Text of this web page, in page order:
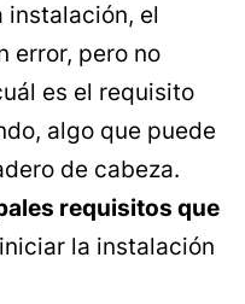
instalación, el
error, pero no
es el requisito
algo que puede
de cabeza.
requisitos que
la instalación